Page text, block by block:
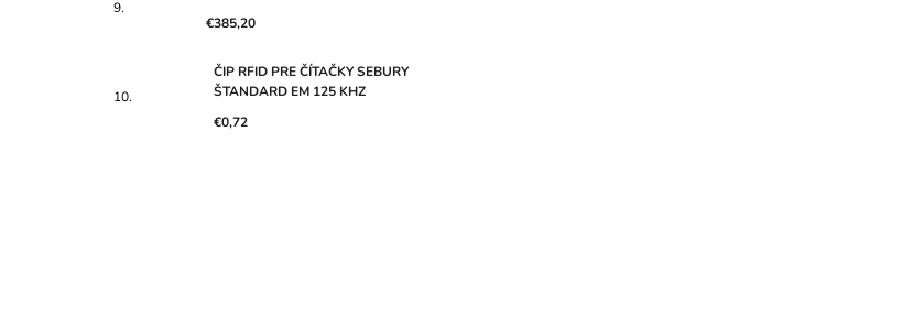
€385,20
ČIP RFID PRE ČÍTAČKY SEBURY
ŠTANDARD EM 125 KHZ
€0,72